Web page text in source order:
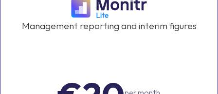
Management reporting and interim figures